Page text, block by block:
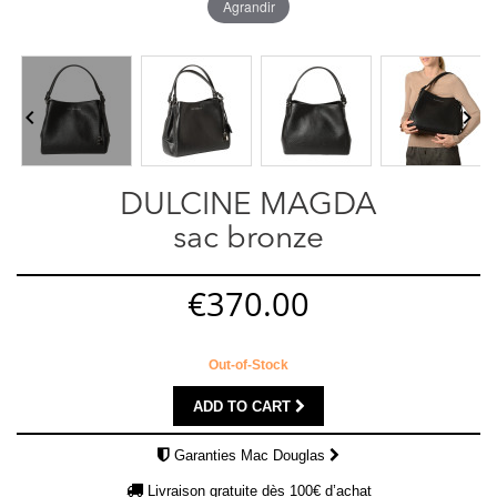
Agrandir
 
DULCINE MAGDA
sac bronze
€370.00
Out-of-Stock
ADD TO CART
Garanties Mac Douglas
Livraison gratuite dès 100€ d’achat